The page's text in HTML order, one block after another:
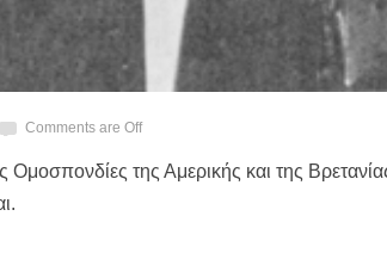
Comments are Off
Ομοσπονδίες της Αμερικής και της